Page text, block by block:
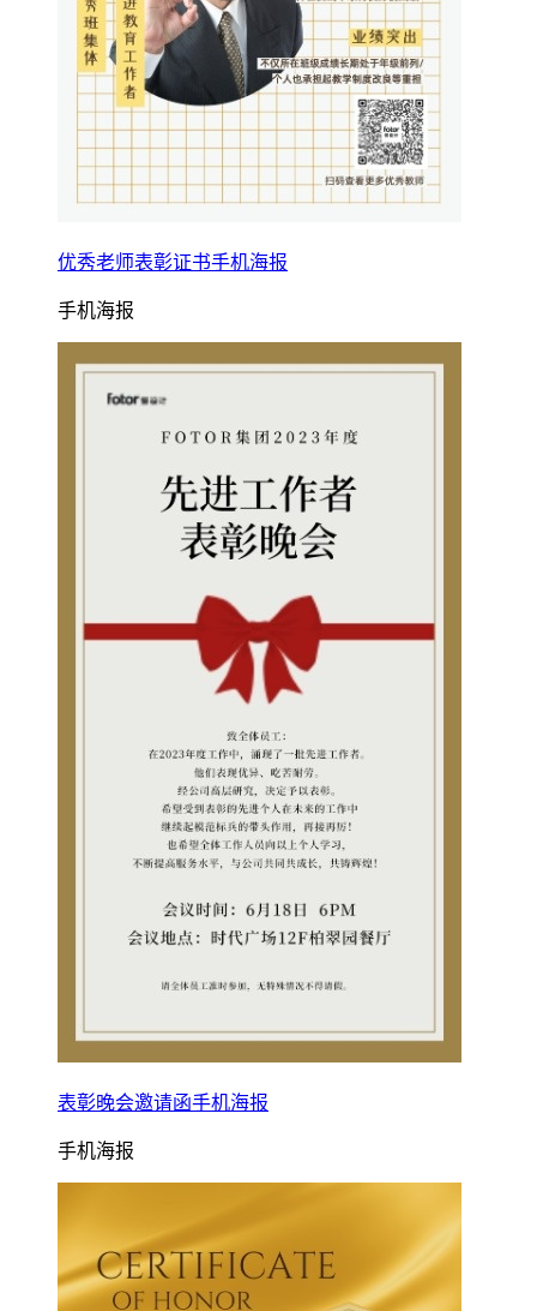
优秀老师表彰证书手机海报
手机海报
表彰晚会邀请函手机海报
手机海报